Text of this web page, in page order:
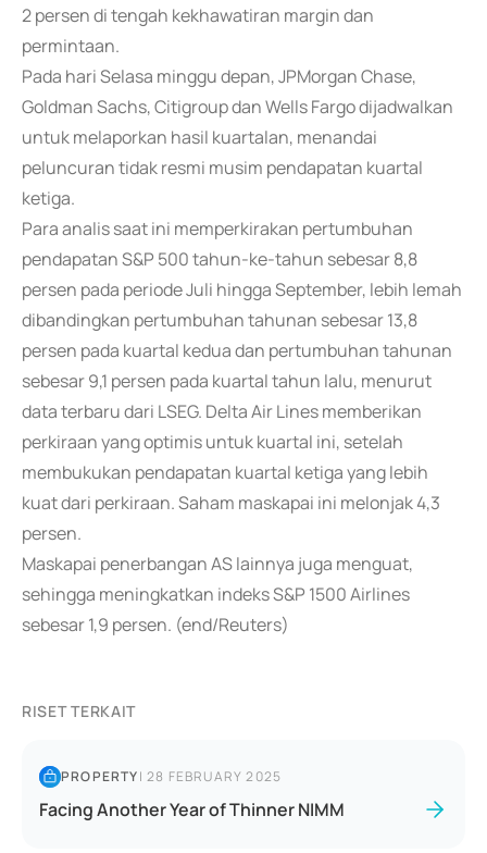
2 persen di tengah kekhawatiran margin dan
permintaan.
Pada hari Selasa minggu depan, JPMorgan Chase,
Goldman Sachs, Citigroup dan Wells Fargo dijadwalkan
untuk melaporkan hasil kuartalan, menandai
peluncuran tidak resmi musim pendapatan kuartal
ketiga.
Para analis saat ini memperkirakan pertumbuhan
pendapatan S&P 500 tahun-ke-tahun sebesar 8,8
persen pada periode Juli hingga September, lebih lemah
dibandingkan pertumbuhan tahunan sebesar 13,8
persen pada kuartal kedua dan pertumbuhan tahunan
sebesar 9,1 persen pada kuartal tahun lalu, menurut
data terbaru dari LSEG. Delta Air Lines memberikan
perkiraan yang optimis untuk kuartal ini, setelah
membukukan pendapatan kuartal ketiga yang lebih
kuat dari perkiraan. Saham maskapai ini melonjak 4,3
persen.
Maskapai penerbangan AS lainnya juga menguat,
sehingga meningkatkan indeks S&P 1500 Airlines
sebesar 1,9 persen. (end/Reuters)
RISET TERKAIT
PROPERTY|28 FEBRUARY 2025
Facing Another Year of Thinner NIMM